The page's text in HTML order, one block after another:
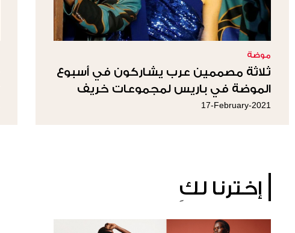
موضة
ثلاثة مصممين عرب يشاركون في أسبوع
الموضة في باريس لمجموعات خريف
وشتاء 2021-2022
17-February-2021
إخترنا لكِ